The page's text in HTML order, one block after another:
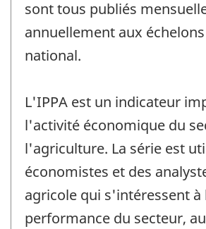
sont tous publiés
annuellement aux
national.
L'IPPA est un indicateur
l'activité économique du
l'agriculture. La série est
économistes et des
agricole qui s'intéressent à
performance du secteur,